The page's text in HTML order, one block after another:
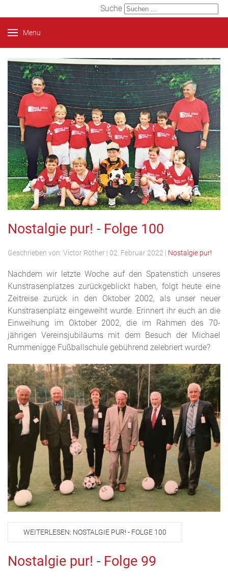
Suche
Menu
Nostalgie pur! - Folge 100
Geschrieben von: Victor Röther | 02. Februar 2022 | Nostalgie pur!
Nachdem wir letzte Woche auf den Spatenstich unseres
Kunstrasenplatzes zurückgeblickt haben, folgt heute eine
Zeitreise zurück in den Oktober 2002, als unser neuer
Kunstrasenplatz eingeweiht wurde. Erinnert ihr euch an die
Einweihung im Oktober 2002, die im Rahmen des 70-
jährigen Vereinsjubiläums mit dem Besuch der Michael
Rummenigge Fußballschule gebührend zelebriert wurde?
WEITERLESEN: NOSTALGIE PUR! - FOLGE 100
Nostalgie pur! - Folge 99